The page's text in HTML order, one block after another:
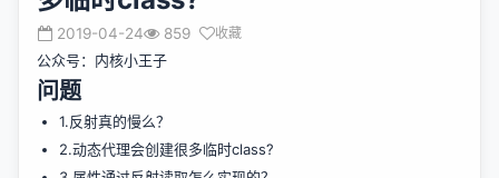
2019-04-24 859 收藏
公众号：内核小王子
问题
1.反射真的慢么？
2.动态代理会创建很多临时class?